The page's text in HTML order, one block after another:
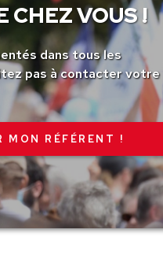
CHEZ VOUS !
dans tous les
pas à contacter votre
MON RÉFÉRENT !